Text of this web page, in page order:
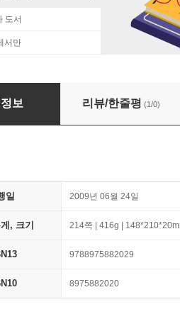
도서
서만
THINK CHINA
보 리뷰/한줄평 (1/0)
일 2009년 06월 24일
, 크기 214쪽 | 416g |
9788975882029
8975882020